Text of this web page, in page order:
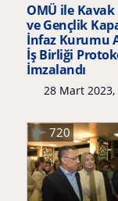
OMÜ ile Kavak
ve Gençlik
İnfaz Kurumu
İş Birliği
İmzalandı
28 Mart 2023,
720